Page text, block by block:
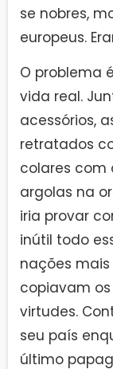
se nobres,
europeus.
O problema
vida real.
acessórios,
retratados
colares com
argolas na
iria provar
inútil todo
nações
copiavam
virtudes.
seu país
último